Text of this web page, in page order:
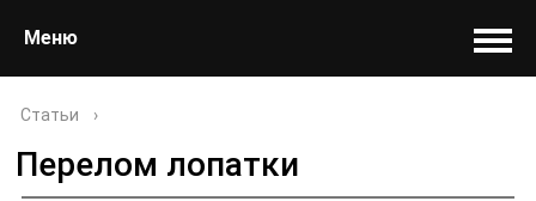
Меню
Статьи ›
Перелом лопатки